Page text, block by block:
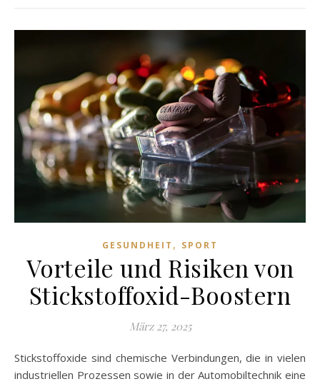
GESUNDHEIT , SPORT
Vorteile und Risiken von
Stickstoffoxid-Boostern
März 27, 2025
Stickstoffoxide sind chemische Verbindungen, die in vielen
industriellen Prozessen sowie in der Automobiltechnik eine